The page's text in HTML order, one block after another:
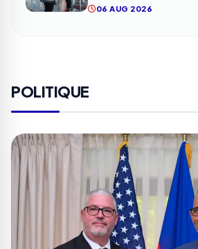
06 AUG 2026
POLITIQUE